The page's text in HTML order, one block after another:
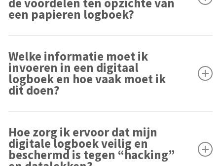
inspecties. Het kan worden bijgehouden via een speciale
applicatie op een computer, tablet of smartphone.
een papieren logboek?
computer, tablet of smartphone. Voordelen ten opzichte
van een papieren logboek zijn het gemakkelijk delen en
opslaan van informatie, real-time updates en de
mogelijkheid om informatie snel te doorzoeken.
Welke informatie moet ik
invoeren in een digitaal
logboek en hoe vaak moet ik
dit doen?
belangrijke informatie bevatten zoals de datum, de aard
van de werkzaamheden of inspecties, de resultaten
hiervan, en eventuele opmerkingen of aanbevelingen.
Hoe zorg ik ervoor dat mijn
digitale logboek veilig en
beschermd is tegen “hacking”